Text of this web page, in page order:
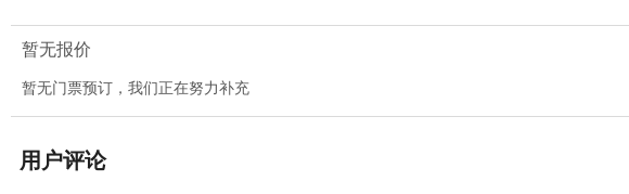
暂无报价
暂无门票预订，我们正在努力补充
用户评论